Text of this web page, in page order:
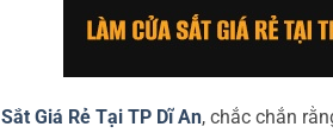
Giá Rẻ Tại TP Dĩ An, chắc chắn